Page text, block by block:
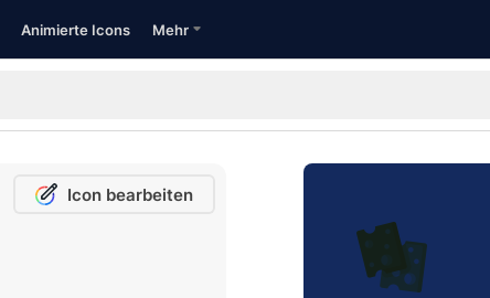
Animierte Icons Mehr
Icon bearbeiten